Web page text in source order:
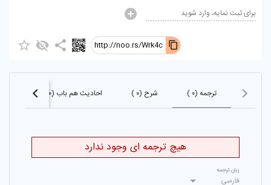
برای ثبت نمایه، وارد شوید
http://noo.rs/Wrk4c
ترجمه (۰ ) شرح (۰ ) احادیث هم باب (۰)
هیچ ترجمه ای وجود ندارد
فارسی
زبان ترجمه